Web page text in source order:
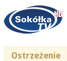
Ostrzeżenie